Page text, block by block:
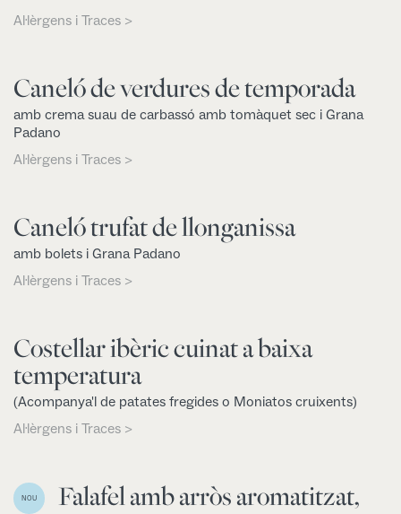
Al·lèrgens i Traces >
Caneló de verdures de temporada
amb crema suau de carbassó amb tomàquet sec i Grana
Padano
Al·lèrgens i Traces >
Caneló trufat de llonganissa
amb bolets i Grana Padano
Al·lèrgens i Traces >
Costellar ibèric cuinat a baixa
temperatura
(Acompanya'l de patates fregides o Moniatos cruixents)
Al·lèrgens i Traces >
NOU Falafel amb arròs aromatitzat,